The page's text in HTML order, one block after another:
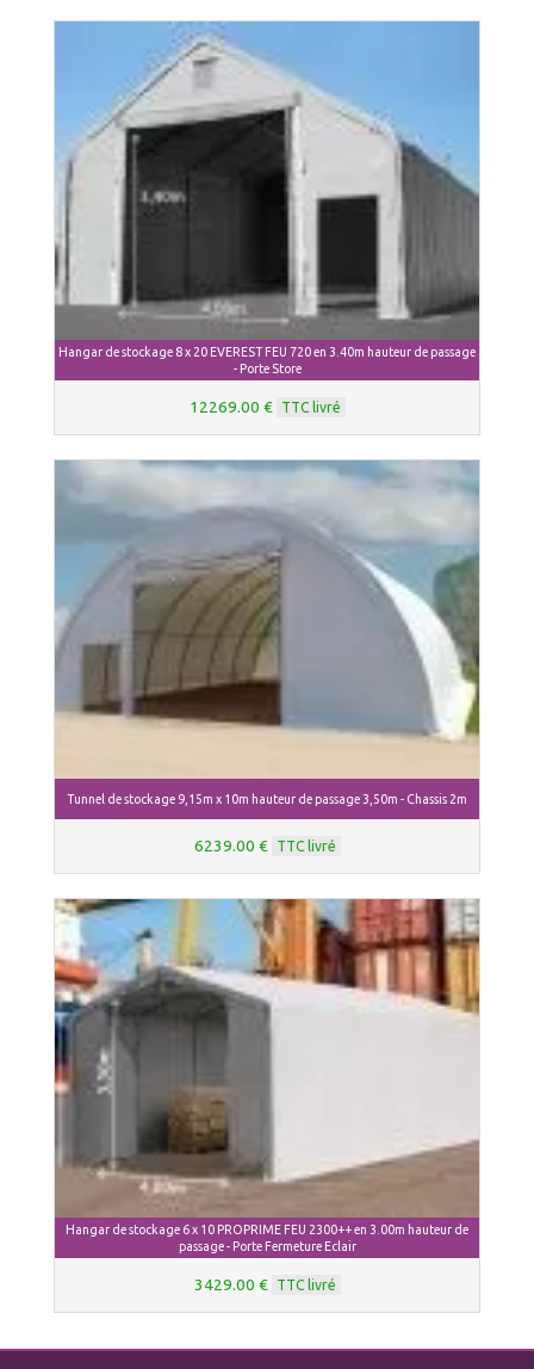
Hangar de stockage 8 x 20 EVEREST FEU 720 en 3.40m hauteur de passage
- Porte Store
12269.00 € TTC livré
Tunnel de stockage 9,15m x 10m hauteur de passage 3,50m - Chassis 2m
6239.00 € TTC livré
Hangar de stockage 6 x 10 PROPRIME FEU 2300++ en 3.00m hauteur de
passage - Porte Fermeture Eclair
3429.00 € TTC livré